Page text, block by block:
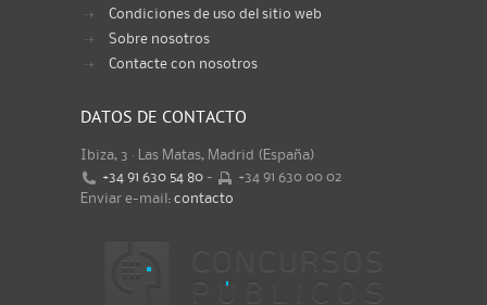
Condiciones de uso del sitio web
Sobre nosotros
Contacte con nosotros
DATOS DE CONTACTO
Ibiza, 3 · Las Matas, Madrid (España)
+34 91 630 54 80 -
+34 91 630 00 02
Enviar e-mail: contacto